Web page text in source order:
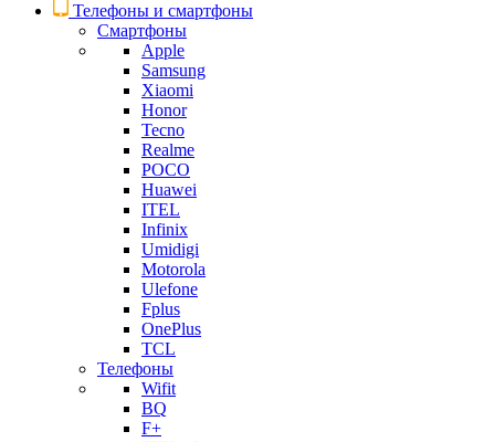
Телефоны и смартфоны
Смартфоны
Apple
Samsung
Xiaomi
Honor
Tecno
Realme
POCO
Huawei
ITEL
Infinix
Umidigi
Motorola
Ulefone
Fplus
OnePlus
TCL
Телефоны
Wifit
BQ
F+